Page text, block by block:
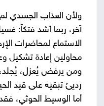
ولأن العذاب الجسدي
آخر، ربما أشد فتكاً:
الاستماع لمحاضرات
محاولين إعادة تشكيل
ومن يرفض يُعزل،
رديئ تبقيه على قيد
أما الوسيط الحوثي،